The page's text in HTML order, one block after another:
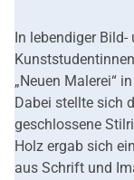
In lebendiger
„Neuen Malerei“
Dabei stellte sich
geschlossene
Holz ergab sich
aus Schrift und